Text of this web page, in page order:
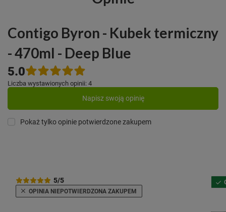
Contigo Byron - Kubek termiczny
- 470ml - Deep Blue
5.0
Liczba wystawionych opinii: 4
Napisz swoją opinię
Pokaż tylko opinie potwierdzone zakupem
5/5
OPINIA NIEPOTWIERDZONA ZAKUPEM